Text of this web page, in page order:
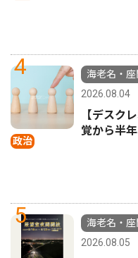
4
政治
海老名・
2026.08.04
【デスク
覚から半
5
海老名・
2026.08.05